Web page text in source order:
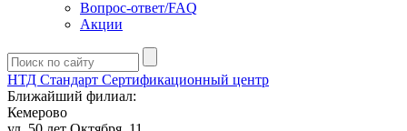
Вопрос-ответ/FAQ
Акции
НТД Стандарт Сертификационный центр
Ближайший филиал:
Кемерово